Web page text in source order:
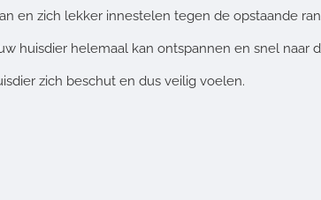
en zich lekker innestelen tegen de opstaande
huisdier helemaal kan ontspannen en snel naar
zich beschut en dus veilig voelen.